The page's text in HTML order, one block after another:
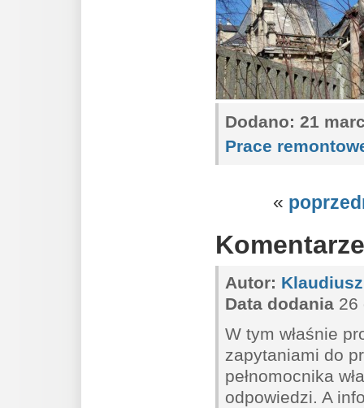
Dodano: 21
Prace
«
Komentarze
Autor:
Data dodania 26
W tym właśnie
zapytaniami do
pełnomocnika
odpowiedzi. A